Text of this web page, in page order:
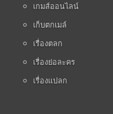
เกมส์ออนไลน์
เก็บตกเมล์
เรื่องตลก
เรื่องย่อละคร
เรื่องแปลก